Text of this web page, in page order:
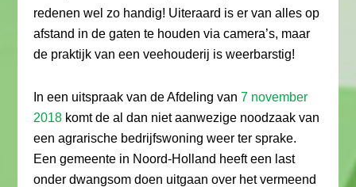
redenen wel zo handig! Uiteraard is er van alles op
afstand in de gaten te houden via camera’s, maar
de praktijk van een veehouderij is weerbarstig!
In een uitspraak van de Afdeling van7 november
2018 komt de al dan niet aanwezige noodzaak van
een agrarische bedrijfswoning weer ter sprake.
Een gemeente in Noord-Holland heeft een last
onder dwangsom doen uitgaan over het vermeend